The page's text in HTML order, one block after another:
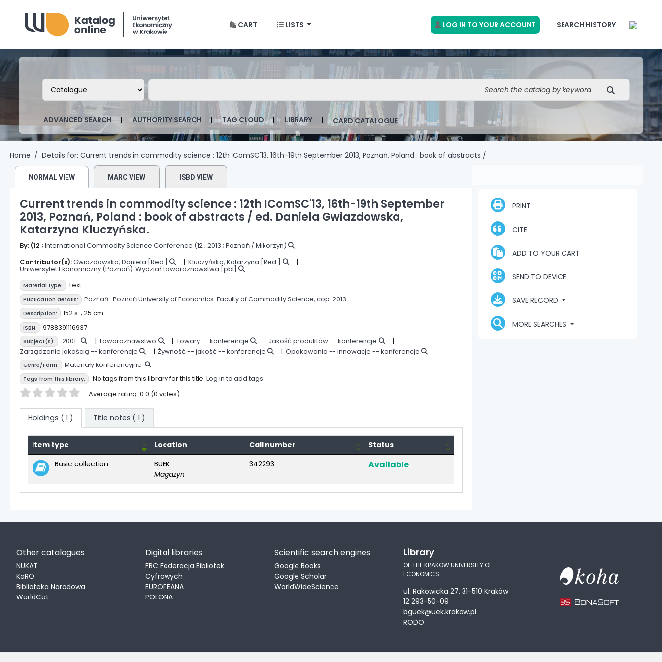
Biblioteka Uniwersytetu Ekonomicznego w Krakowie
CART LISTS LOG IN TO YOUR ACCOUNT SEARCH HISTORY
Search the catalog by: Search the catalog by keyword
ADVANCED SEARCH AUTHORITY SEARCH TAG CLOUD LIBRARY CARD CATALOGUE
Home Details for: Current trends in commodity science : 12th IComSC'13, 16th-19th September 2013, Poznań, Poland : book of abstracts /
NORMAL VIEW MARC VIEW ISBD VIEW
Current trends in commodity science : 12th IComSC'13, 16th-19th September
2013, Poznań, Poland : book of abstracts / ed. Daniela Gwiazdowska,
Katarzyna Kluczyńska.
By: (12 ;International Commodity Science Conference (12 ; 2013 ; Poznań / Mikorzyn)
Contributor(s):Gwiazdowska, Daniela [Red.] Kluczyńska, Katarzyna [Red.]
Uniwersytet Ekonomiczny (Poznań). Wydział Towaroznawstwa [pbl]
Material type: Text
Publication details: Poznań : Poznań University of Economics. Faculty of Commodity Science, cop. 2013.
Description: 152 s. ; 25 cm
ISBN: 9788391116937
Subject(s): 2001- Towaroznawstwo Towary -- konferencje
Jakość produktów -- konferencje
Zarządzanie jakością -- konferencje
Żywność -- jakość -- konferencje Opakowania -- innowacje -- konferencje
Genre/Form: Materiały konferencyjne
Tags from this library: No tags from this library for this title. Log in to add tags.
Star ratings Average rating: 0.0 (0 votes)
Holdings ( 1 ) Title notes ( 1 )
Holdings
Item type Location Call number
Status
Basic collection
BUEK
Magazyn
342293 Available
PRINT
CITE
ADD TO YOUR CART
SEND TO DEVICE
SAVE RECORD
MORE SEARCHES
Other catalogues
NUKAT
KaRO
Biblioteka Narodowa
WorldCat
Digital libraries
FBC Federacja Bibliotek
Cyfrowych
EUROPEANA
POLONA
Scientific search engines
Google Books
Google Scholar
WorldWideScience
Library
OF THE KRAKOW UNIVERSITY OF
ECONOMICS
ul. Rakowicka 27, 31-510 Kraków
12 293-50-09
bguek@uek.krakow.pl
RODO